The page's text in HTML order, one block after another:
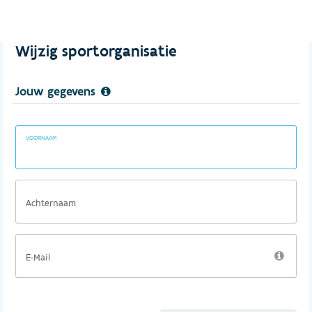
Wijzig sportorganisatie
Jouw gegevens
VOORNAAM
Achternaam
E-Mail